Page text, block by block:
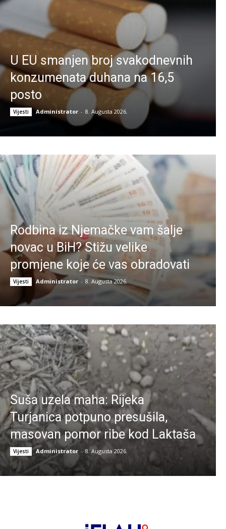
U EU smanjen broj svakodnevnih
konzumenata duhana na 16,5
posto
Vijesti Administrator - 8. Augusta 2026.
Rodbina iz Njemačke vam šalje
novac u BiH? Stižu velike
promjene koje će vas obradovati
Vijesti Administrator - 8. Augusta 2026.
Suša uzela maha: Rijeka
Turjanica potpuno presušila,
masovan pomor ribe kod Laktaša
Vijesti Administrator - 8. Augusta 2026.